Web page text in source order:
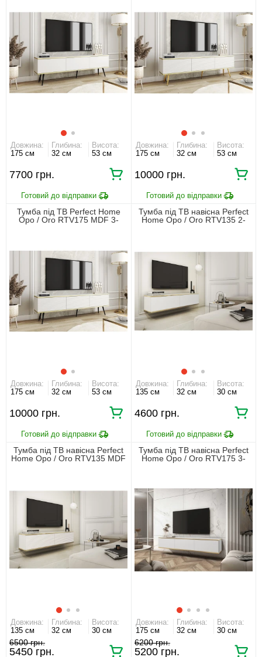
Довжина:
175 см
Глибина:
32 см
Висота:
53 см
7700 грн.
Довжина:
175 см
Глибина:
32 см
Висота:
53 см
10000 грн.
Тумба під ТВ Perfect Home
Оро / Oro RTV175 MDF 3-
Довжина:
175 см
Глибина:
32 см
Висота:
53 см
10000 грн.
Тумба під ТВ навісна Perfect
Home Оро / Oro RTV135 2-
Довжина:
135 см
Глибина:
32 см
Висота:
30 см
4600 грн.
Тумба під ТВ навісна Perfect
Home Оро / Oro RTV135 MDF
Довжина:
135 см
Глибина:
32 см
Висота:
30 см
6500 грн.
5450 грн.
Тумба під ТВ навісна Perfect
Home Оро / Oro RTV175 3-
Довжина:
175 см
Глибина:
32 см
Висота:
30 см
6200 грн.
5200 грн.